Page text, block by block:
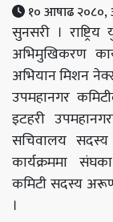
१० आषाढ २०८०,
सुनसरी ।
अभिमुखिकरण
अभियान मिशन
उपमहानगर
इटहरी
सचिवालय सदस्य
कार्यक्रममा
कमिटी सदस्य
।